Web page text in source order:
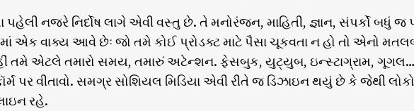
પહેલી નજરે નિર્દોષ લાગે એવી વસ્તુ છે. તે મનોરંજન, માહિતી, જ્ઞાન, સંપર્કો
એક વાક્ય આવે છેઃ જો તમે કોઈ પ્રોડક્ટ માટે પૈસા ચૂકવતા ન હો તો એનો
તમે એટલે તમારો સમય, તમારું અટેન્શન. ફેસબુક, યુટ્યુબ, ઇન્સ્ટાગ્રામ,
પર વીતાવો. સમગ્ર સોશિયલ મિડિયા એવી રીતે જ ડિઝાઇન થયું છે કે જેથી
રહે.